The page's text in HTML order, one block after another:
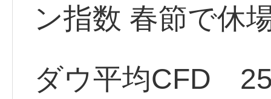
ン指数 春節で休
ダウ平均CFD